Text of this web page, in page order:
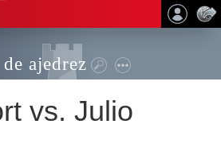
ajedrez
vs. Julio